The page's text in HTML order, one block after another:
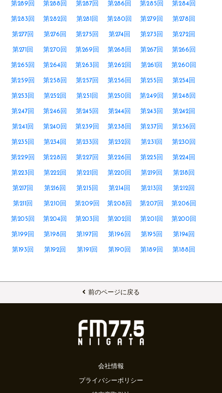
第289回 第288回 第287回 第286回 第285回 第284回
第283回 第282回 第281回 第280回 第279回 第278回
第277回 第276回 第275回 第274回 第273回 第272回
第271回 第270回 第269回 第268回 第267回 第266回
第265回 第264回 第263回 第262回 第261回 第260回
第259回 第258回 第257回 第256回 第255回 第254回
第253回 第252回 第251回 第250回 第249回 第248回
第247回 第246回 第245回 第244回 第243回 第242回
第241回 第240回 第239回 第238回 第237回 第236回
第235回 第234回 第233回 第232回 第231回 第230回
第229回 第228回 第227回 第226回 第225回 第224回
第223回 第222回 第221回 第220回 第219回 第218回
第217回 第216回 第215回 第214回 第213回 第212回
第211回 第210回 第209回 第208回 第207回 第206回
第205回 第204回 第203回 第202回 第201回 第200回
第199回 第198回 第197回 第196回 第195回 第194回
第193回 第192回 第191回 第190回 第189回 第188回
前のページに戻る
会社情報
プライバシーポリシー